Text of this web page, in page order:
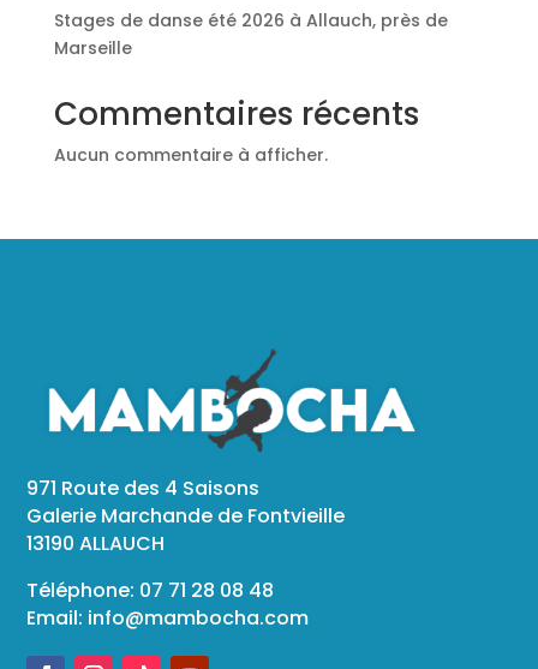
Stages de danse été 2026 à Allauch, près de
Marseille
Commentaires récents
Aucun commentaire à afficher.
971 Route des 4 Saisons
Galerie Marchande de Fontvieille
13190 ALLAUCH
Téléphone: 07 71 28 08 48
Email: info@mambocha.com